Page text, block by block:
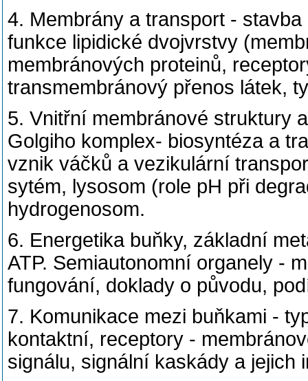
4. Membrány a transport -
funkce lipidické dvojvrstvy
membránových proteinů,
transmembránový přenos látek,
5. Vnitřní membránové struktury
Golgiho komplex- biosyntéza a
vznik váčků a vezikulární
sytém, lysosom (role pH při
hydrogenosom.
6. Energetika buňky, základní
ATP. Semiautonomní organely -
fungování, doklady o původu,
7. Komunikace mezi buňkami -
kontaktní, receptory -
signálu, signální kaskády a jejich